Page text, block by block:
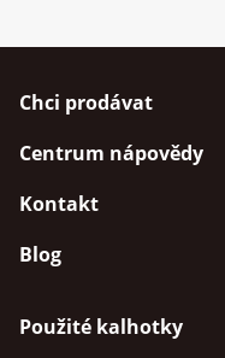
Chci prodávat
Centrum nápovědy
Kontakt
Blog
Použité kalhotky